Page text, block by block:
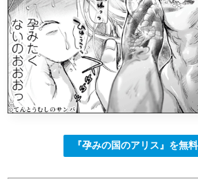
『孕みの国のアリス』を無